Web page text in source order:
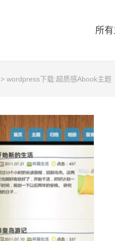
所
> wordpress下载:超质感Abook主题